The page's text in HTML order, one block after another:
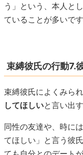
う」という、本人と
ていることが多いです
束縛彼氏の行動7.
束縛彼氏によくみら
してほしいと言い出
同性の友達や、時に
てほしい」と言う彼